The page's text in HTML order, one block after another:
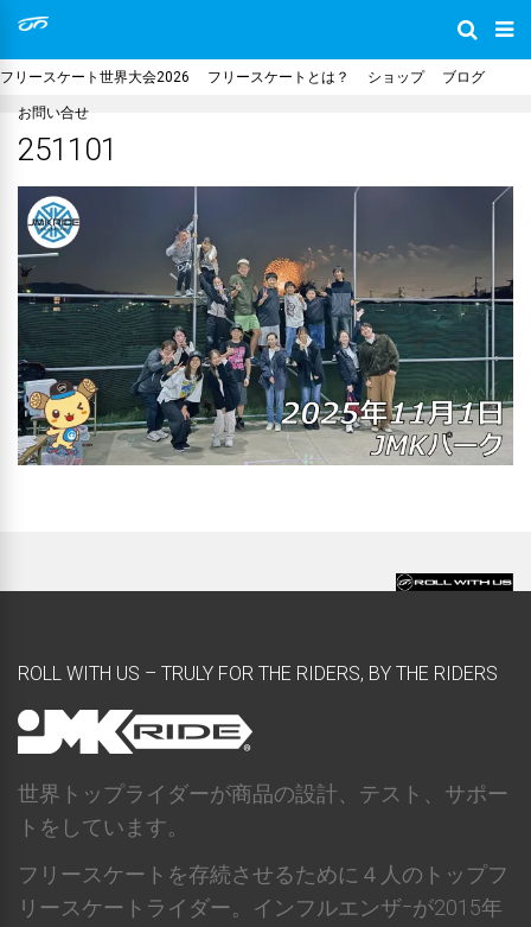
フリースケート世界大会2026 フリースケートとは？ ショップ ブログ
お問い合せ
251101
ROLL WITH US – TRULY FOR THE RIDERS, BY THE RIDERS
世界トップライダーが商品の設計、テスト、サポー
トをしています。
フリースケートを存続させるために４人のトップフ
リースケートライダー。インフルエンザｰが2015年